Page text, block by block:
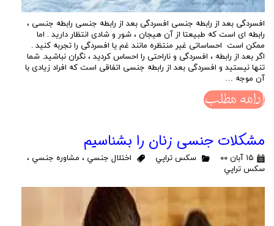
افسردگی بعد از رابطه جنسی افسردگی بعد از رابطه جنسی رابطه جنسی ،
رابطه ای است که طبیعتا از آن هیجان ، شور و شادی انتظار دارید . اما
ممکن است احساساتی غیر منتظره مانند غم یا افسردگی را تجربه کنید .
اگر بعد از رابطه ، افسردگی و ناراحتی را احساس کردید ، نگران نباشید. شما
تنها نیستید و افسردگی بعد از رابطه جنسی اتفاقی است که افراد زیادی با
آن موجه …
ادامه مطلب
مشکلات جنسی زنان را بشناسیم
۱۵ آبان ۰۰ سكس تراپي اختلال جنسي ، مشاوره جنسي ،
سكس تراپي